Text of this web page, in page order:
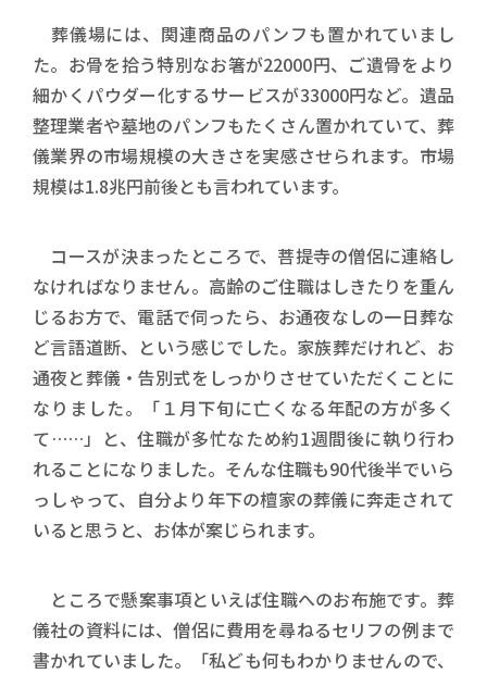
葬儀場には、関連商品のパンフも置かれていまし
た。お骨を拾う特別なお箸が22000円、ご遺骨をより
細かくパウダー化するサービスが33000円など。遺品
整理業者や墓地のパンフもたくさん置かれていて、葬
儀業界の市場規模の大きさを実感させられます。市場
規模は1.8兆円前後とも言われています。
コースが決まったところで、菩提寺の僧侶に連絡し
なければなりません。高齢のご住職はしきたりを重ん
じるお方で、電話で伺ったら、お通夜なしの一日葬な
ど言語道断、という感じでした。家族葬だけれど、お
通夜と葬儀・告別式をしっかりさせていただくことに
なりました。「１月下旬に亡くなる年配の方が多く
て……」と、住職が多忙なため約1週間後に執り行わ
れることになりました。そんな住職も90代後半でいら
っしゃって、自分より年下の檀家の葬儀に奔走されて
いると思うと、お体が案じられます。
ところで懸案事項といえば住職へのお布施です。葬
儀社の資料には、僧侶に費用を尋ねるセリフの例まで
書かれていました。「私ども何もわかりませんので、